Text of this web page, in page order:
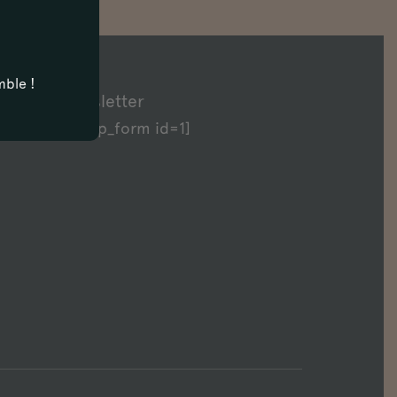
Newsletter
[sibwp_form id=1]
!